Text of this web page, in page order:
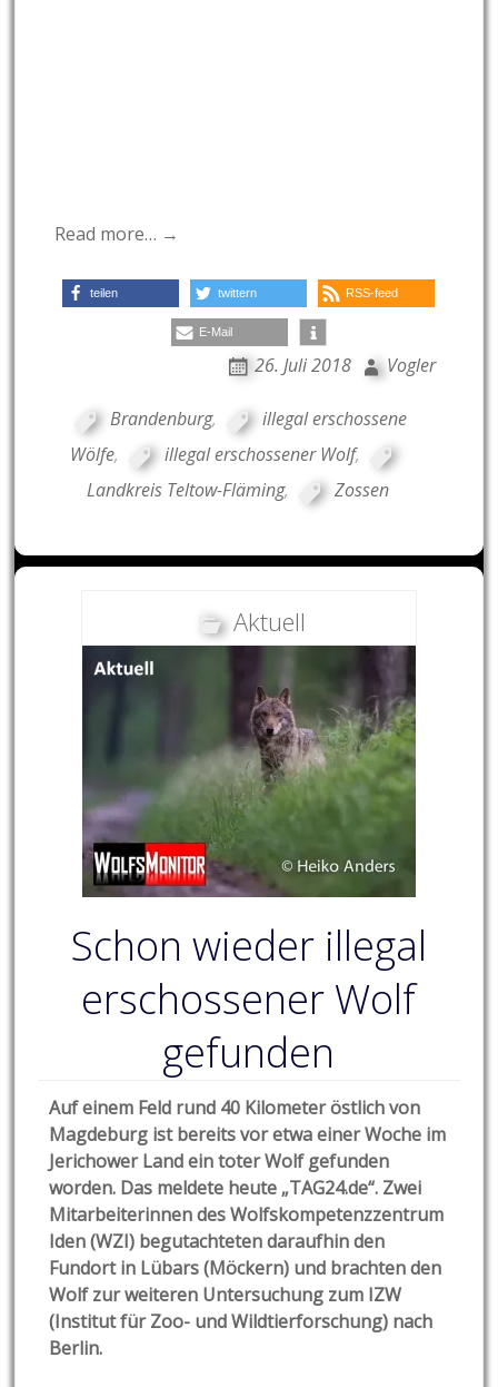
Read more… →
teilen twittern RSS-feed
E-Mail
26. Juli 2018 Vogler
Brandenburg,
illegal erschossene
Wölfe, illegal erschossener Wolf,
Landkreis Teltow-Fläming, Zossen
Aktuell
Schon wieder illegal
erschossener Wolf
gefunden
Auf einem Feld rund 40 Kilometer östlich von
Magdeburg ist bereits vor etwa einer Woche im
Jerichower Land ein toter Wolf gefunden
worden. Das meldete heute „TAG24.de“. Zwei
Mitarbeiterinnen desWolfskompetenzzentrum
Iden (WZI) begutachteten daraufhin den
Fundort in Lübars (Möckern) und brachten den
Wolf zur weiteren Untersuchung zum IZW
(Institut für Zoo- und Wildtierforschung) nach
Berlin.